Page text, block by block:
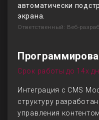
автоматически
экрана.
Ответственный: Веб-
Срок работы до 14х
Интеграция с CMS
структуру
управления